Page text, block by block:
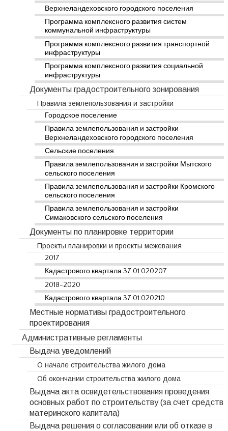
Верхнеландеховского городского поселения
Программа комплексного развития систем
коммунальной инфраструктуры
Программа комплексного развития транспортной
инфраструктуры
Программа комплексного развития социальной
инфраструктуры
Документы градостроительного зонирования
Правила землепользования и застройки
Городское поселение
Правила землепользования и застройки
Верхнеландеховского городского поселения
Сельские поселения
Правила землепользования и застройки Мытского
сельского поселения
Правила землепользования и застройки Кромского
сельского поселения
Правила землепользования и застройки
Симаковского сельского поселения
Документы по планировке территории
Проекты планировки и проекты межевания
2017
Кадастрового квартала 37:01:020207
2018-2020
Кадастрового квартала 37:01:020210
Местные нормативы градостроительного
проектирования
Административные регламенты
Выдача уведомлений
О начале строительства жилого дома
Об окончании строительства жилого дома
Выдача акта освидетельствования проведения
основных работ по строительству (за счет средств
материнского капитала)
Выдача решения о согласовании или об отказе в